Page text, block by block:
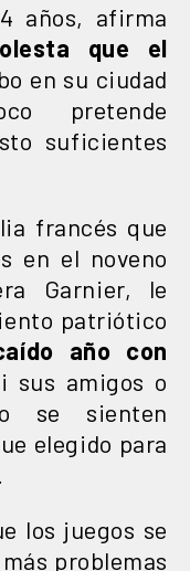
años, afirma
que el
en su ciudad
pretende
suficientes
francés que
en el noveno
Garnier, le
patriótico
año con
sus amigos o
se sienten
elegido para
los juegos se
problemas